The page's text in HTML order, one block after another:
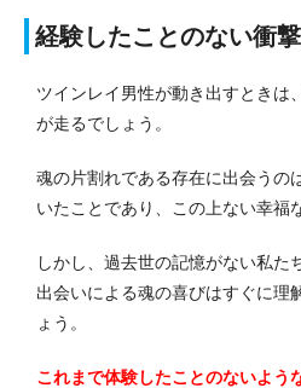
経験したことのない衝
ツインレイ男性が動き出すときは
が走るでしょう。
魂の片割れである存在に出会うの
いたことであり、この上ない幸福
しかし、過去世の記憶がない私た
出会いによる魂の喜びはすぐに理
ょう。
これまで体験したことのないよう